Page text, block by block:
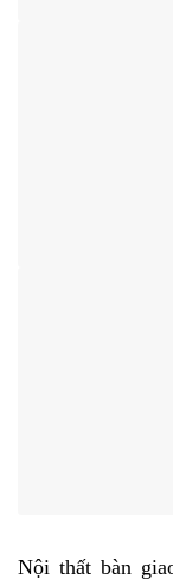
Nội thất bàn